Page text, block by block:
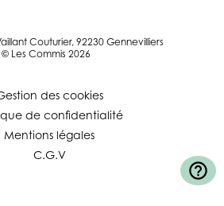
Couturier, 92230 Gennevilliers
© Les Commis 2026
des cookies
de confidentialité
Mentions légales
C.G.V
help_outline